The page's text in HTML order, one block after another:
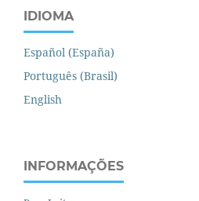
IDIOMA
Español (España)
Português (Brasil)
English
INFORMAÇÕES